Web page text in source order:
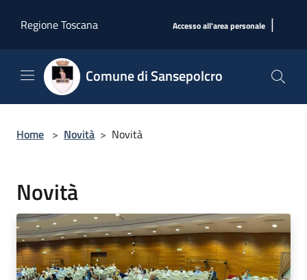
Regione Toscana
Accesso all'area personale |
Comune di Sansepolcro
Home > Novità > Novità
Novità